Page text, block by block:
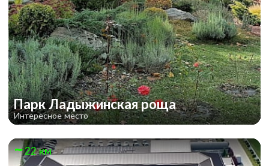
Парк Ладыжинская роща
Интересное место
22 км